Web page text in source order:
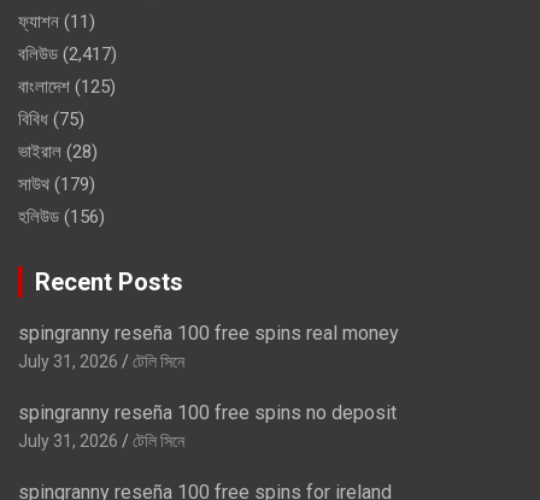
ফ্যাশন (11)
বলিউড (2,417)
বাংলাদেশ (125)
বিবিধ (75)
ভাইরাল (28)
সাউথ (179)
হলিউড (156)
Recent Posts
spingranny reseña 100 free spins real money
July 31, 2026 টেলি সিনে
spingranny reseña 100 free spins no deposit
July 31, 2026 টেলি সিনে
spingranny reseña 100 free spins for ireland